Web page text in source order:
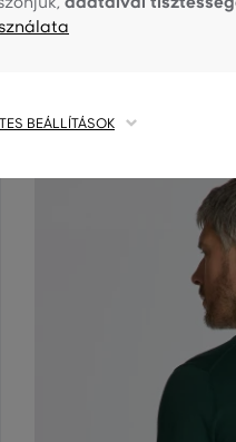
BEÁLLÍTÁSOK